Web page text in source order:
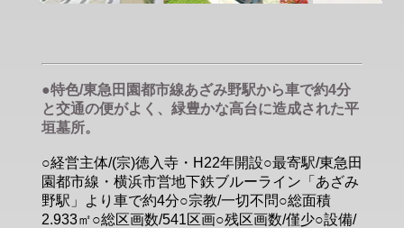
●特色/東急田園都市線あざみ野駅から車で約4分
と交通の便がよく、緑豊かな高台に造成された平
垣墓所。
○経営主体/(宗)徳入寺・H22年開設○最寄駅/東急田
園都市線・横浜市営地下鉄ブルーライン「あざみ
野駅」より車で約4分○宗教/一切不問○総面積
2.933㎡○総区画数/541区画○残区画数/僅少○設備/